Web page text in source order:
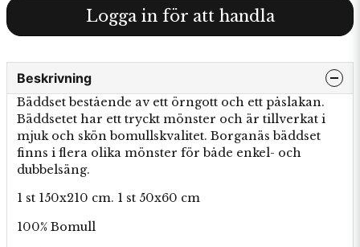
Logga in för att handla
Beskrivning
Bäddset bestående av ett örngott och ett påslakan.
Bäddsetet har ett tryckt mönster och är tillverkat i
mjuk och skön bomullskvalitet. Borganäs bäddset
finns i flera olika mönster för både enkel- och
dubbelsäng.
1 st 150x210 cm. 1 st 50x60 cm
100% Bomull